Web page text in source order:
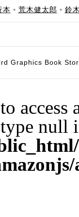
本 • 荒木健太郎 • 鈴
Graphics Book
access
type null